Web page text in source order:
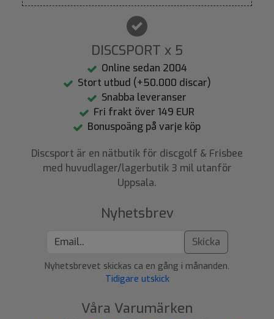
DISCSPORT x 5
Online sedan 2004
Stort utbud (+50.000 discar)
Snabba leveranser
Fri frakt över 149 EUR
Bonuspoäng på varje köp
Discsport är en nätbutik för discgolf & Frisbee
med huvudlager/lagerbutik 3 mil utanför
Uppsala.
Nyhetsbrev
Skicka
Nyhetsbrevet skickas ca en gång i månanden.
Tidigare utskick
Våra Varumärken